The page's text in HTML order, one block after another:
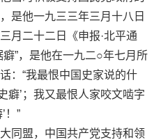
是他一九三三年三月十八日
月二十二日《申报·北平通
”，是他在一九二○年七月所
：“我最恨中国史家说的什
癖’；我又最恨人家咬文啮字
！”
盟，中国共产党支持和领